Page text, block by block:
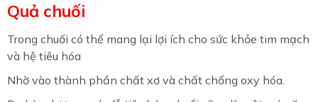
Quả chuối
Trong chuối có thể mang lại lợi ích cho sức khỏe tim mạch
và hệ tiêu hóa
Nhờ vào thành phần chất xơ và chất chống oxy hóa.